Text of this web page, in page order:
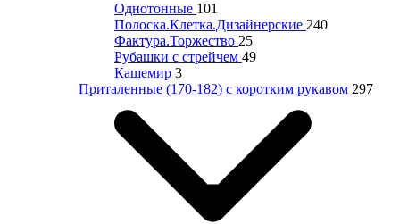
Однотонные 101
Полоска.Клетка.Дизайнерские 240
Фактура.Торжество 25
Рубашки с стрейчем 49
Кашемир 3
Приталенные (170-182) с коротким рукавом 297